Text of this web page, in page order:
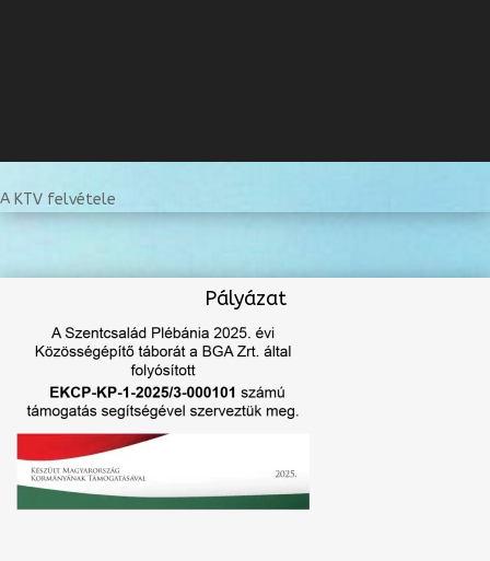
A KTV felvétele
Pályázat